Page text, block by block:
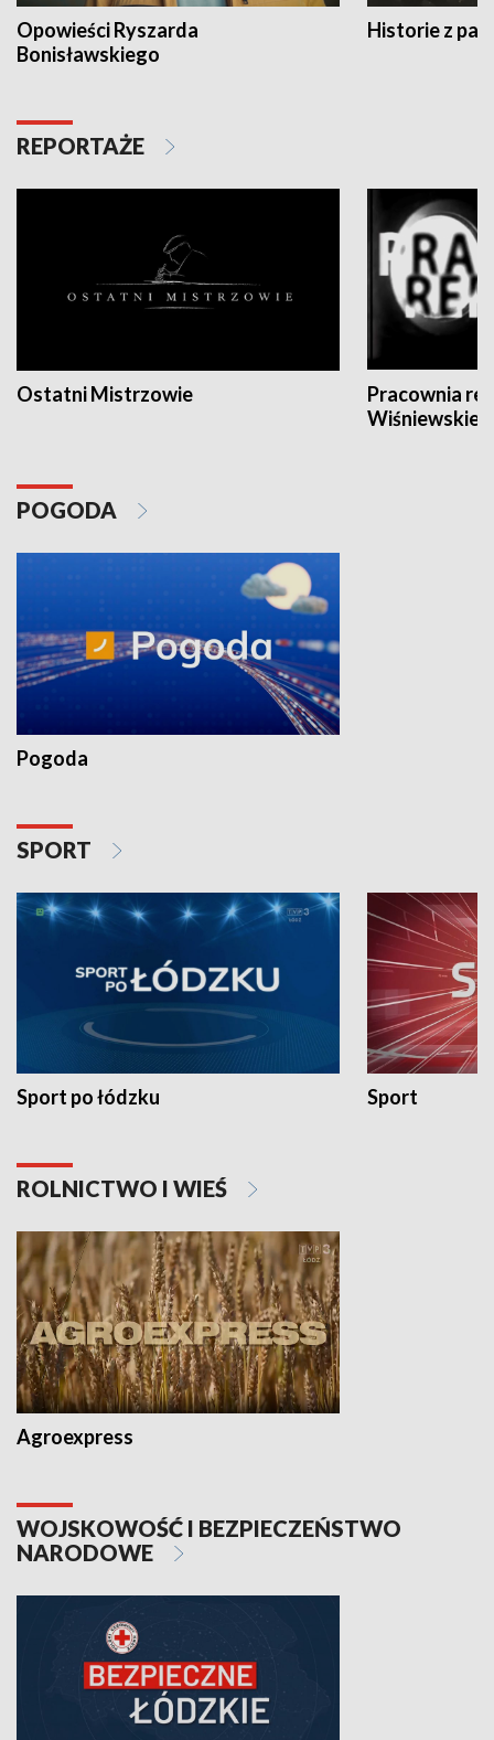
Opowieści Ryszarda
Bonisławskiego
Historie z
REPORTAŻE
Ostatni Mistrzowie
Pracownia
POGODA
Pogoda
SPORT
Sport po łódzku Sport
ROLNICTWO I WIEŚ
Agroexpress
WOJSKOWOŚĆ I BEZPIECZEŃSTWO
NARODOWE